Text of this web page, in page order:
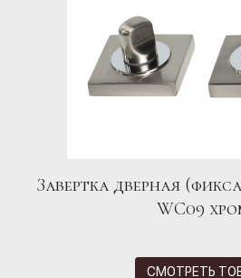
Завертка дверная
WC09
СМОТРЕТЬ